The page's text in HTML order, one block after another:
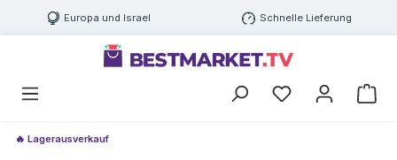
Europa und Israel Schnelle Lieferung
🔥 Lagerausverkauf